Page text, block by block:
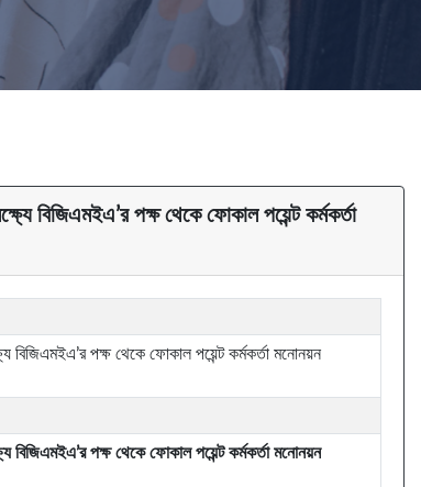
বিজিএমইএ’র পক্ষ থেকে ফোকাল পয়েন্ট কর্মকর্তা
বিজিএমইএ’র পক্ষ থেকে ফোকাল পয়েন্ট কর্মকর্তা মনোনয়ন
বিজিএমইএ’র পক্ষ থেকে ফোকাল পয়েন্ট কর্মকর্তা মনোনয়ন